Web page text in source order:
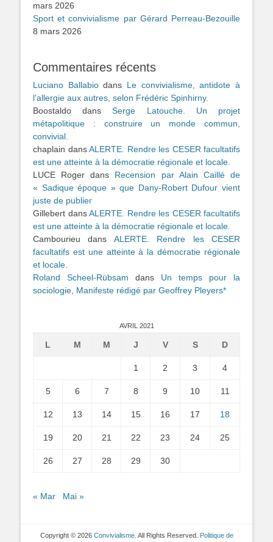
mars 2026
Sport et convivialisme par Gérard Perreau-Bezouille
8 mars 2026
Commentaires récents
Luciano Ballabiodans Le convivialisme, antidote à
l’allergie aux autres, selon Frédéric Spinhirny.
Boostaldo dansSerge Latouche. Un projet
métapolitique : construire un monde commun,
convivial.
chaplain dansALERTE. Rendre les CESER facultatifs
est une atteinte à la démocratie régionale et locale.
LUCE Roger dans Recension par Alain Caillé de
« Sadique époque » que Dany-Robert Dufour vient
juste de publier
Gillebert dansALERTE. Rendre les CESER facultatifs
est une atteinte à la démocratie régionale et locale.
Cambourieu dans ALERTE. Rendre les CESER
facultatifs est une atteinte à la démocratie régionale
et locale.
Roland Scheel-Rübsam dans Un temps pour la
sociologie, Manifeste rédigé par Geoffrey Pleyers*
AVRIL 2021
L M M J V S D
1 2 3 4
5 6 7 8 9 10 11
12 13 14 15 16 17 18
19 20 21 22 23 24 25
26 27 28 29 30
« Mar Mai »
Copyright © 2026 Convivialisme. All Rights Reserved. Politique de